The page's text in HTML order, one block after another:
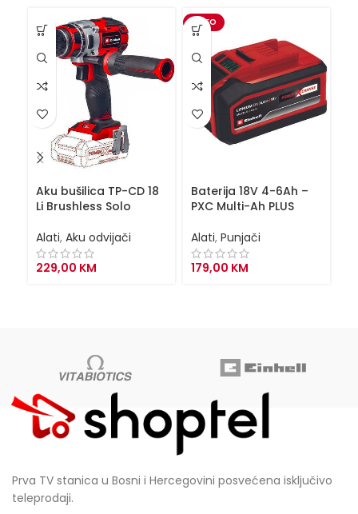
Aku bušilica TP-CD 18
Li Brushless Solo
Alati, Aku odvijači
229,00 KM
VIDEO
Baterija 18V 4-6Ah –
PXC Multi-Ah PLUS
Alati, Punjači
179,00 KM
Prva TV stanica u Bosni i Hercegovini posvećena isključivo
teleprodaji.